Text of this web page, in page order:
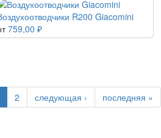
R200 Giacomini
759,00 ₽
2 следующая › последняя »